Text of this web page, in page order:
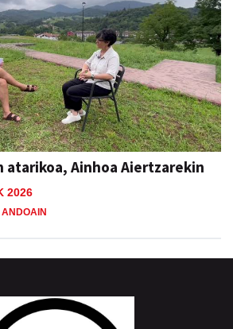
atarikoa, Ainhoa Aiertzarekin
2026
ANDOAIN